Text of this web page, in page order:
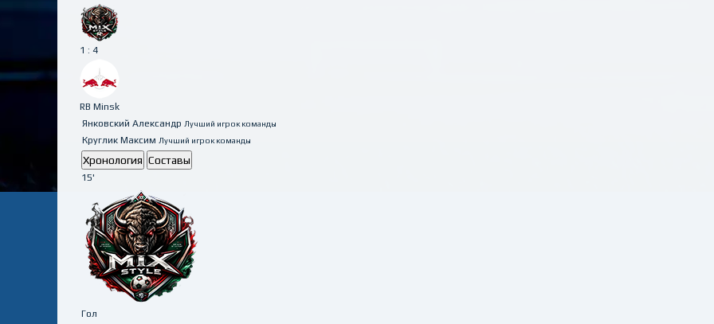
1 : 4
RB Minsk
Янковский Александр Лучший игрок команды
Круглик Максим Лучший игрок команды
Хронология Составы
15'
Гол